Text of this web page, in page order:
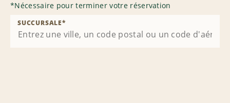
*Nécessaire pour terminer votre réservation
SUCCURSALE*